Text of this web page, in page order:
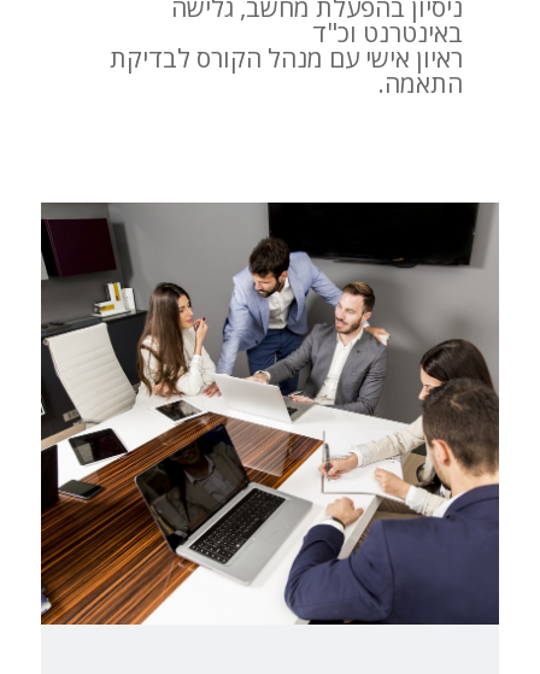
ניסיון בהפעלת מחשב, גלישה
באינטרנט וכ"ד
ראיון אישי עם מנהל הקורס לבדיקת
התאמה.